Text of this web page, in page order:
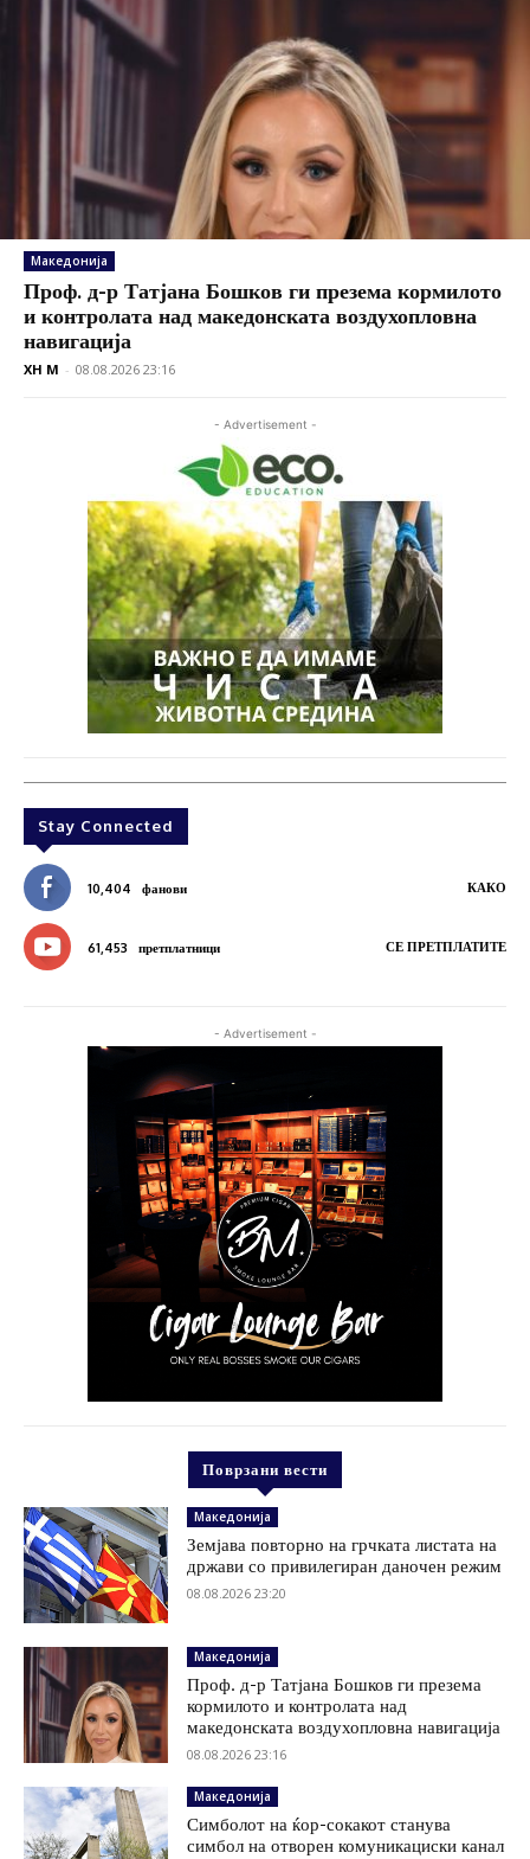
Македонија
Проф. д-р Татјана Бошков ги презема кормилото
и контролата над македонската воздухопловна
навигација
XH M - 08.08.2026 23:16
- Advertisement -
Stay Connected
10,404 фанови КАКО
61,453 претплатници СЕ ПРЕТПЛАТИТЕ
- Advertisement -
Поврзани вести
Македонија
Земјава повторно на грчката листата на
држави со привилегиран даночен режим
08.08.2026 23:20
Македонија
Проф. д-р Татјана Бошков ги презема
кормилото и контролата над
македонската воздухопловна навигација
08.08.2026 23:16
Македонија
Симболот на ќор-сокакот станува
симбол на отворен комуникациски канал